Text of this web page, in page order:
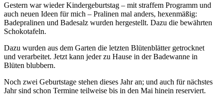
Gestern war wieder Kindergeburtstag – mit straffem Programm und
auch neuen Ideen für mich – Pralinen mal anders, hexenmäßig:
Badepralinen und Badesalz wurden hergestellt. Dazu die bewährten
Schokotafeln.
Dazu wurden aus dem Garten die letzten Blütenblätter getrocknet
und verarbeitet. Jetzt kann jeder zu Hause in der Badewanne in
Blüten blubbern.
Noch zwei Geburtstage stehen dieses Jahr an; und auch für nächstes
Jahr sind schon Termine teilweise bis in den Mai hinein reserviert.